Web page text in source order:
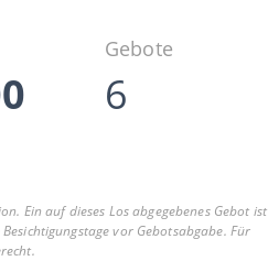
Gebote
6
Ein auf dieses Los abgegebenes Gebot ist
vor Gebotsabgabe. Für